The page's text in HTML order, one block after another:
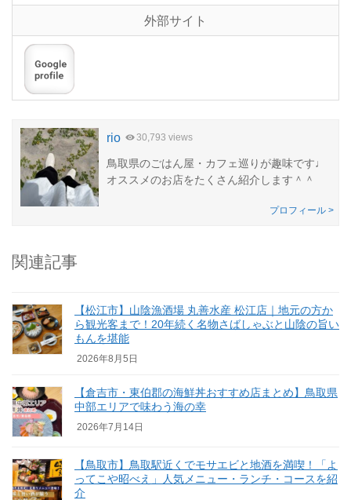
外部サイト
rio 30,793 views
プロフィール >
鳥取県のごはん屋・カフェ巡りが趣味です♩
オススメのお店をたくさん紹介します＾＾
関連記事
【松江市】山陰漁酒場 丸善水産 松江店｜地元の方か
ら観光客まで！20年続く名物さばしゃぶと山陰の旨い
もんを堪能
2026年8月5日
【倉吉市・東伯郡の海鮮丼おすすめ店まとめ】鳥取県
中部エリアで味わう海の幸
2026年7月14日
【鳥取市】鳥取駅近くでモサエビと地酒を満喫！「よ
ってこや昭べえ」人気メニュー・ランチ・コースを紹
介